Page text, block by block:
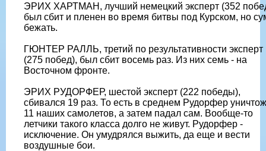
ЭРИХ ХАРТМАН, лучший немецкий эксперт (352
был сбит и пленен во время битвы под Курском, но
бежать.
ГЮНТЕР РАЛЛЬ, третий по результативности эксперт
(275 побед), был сбит восемь раз. Из них семь - на
Восточном фронте.
ЭРИХ РУДОРФЕР, шестой эксперт (222 победы),
сбивался 19 раз. То есть в среднем Рудорфер
11 наших самолетов, а затем падал сам. Вообще-то
летчики такого класса долго не живут. Рудорфер -
исключение. Он умудрялся выжить, да еще и вести
воздушные бои.